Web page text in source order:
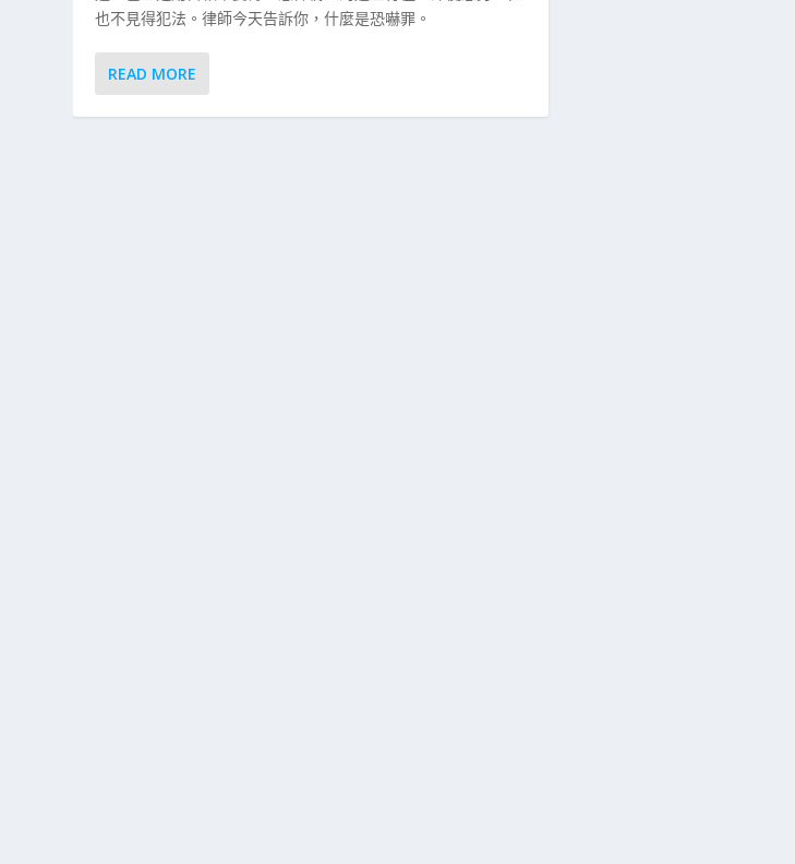
也不見得犯法。律師今天告訴你，什麼是恐嚇罪。
READ MORE